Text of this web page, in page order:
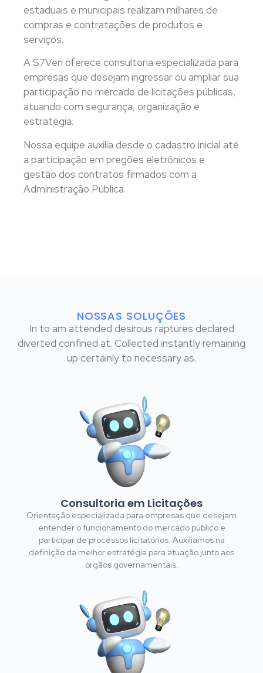
estaduais e municipais realizam milhares de
compras e contratações de produtos e
serviços.
A S7Ven oferece consultoria especializada para
empresas que desejam ingressar ou ampliar sua
participação no mercado de licitações públicas,
atuando com segurança, organização e
estratégia.
Nossa equipe auxilia desde o cadastro inicial até
a participação em pregões eletrônicos e
gestão dos contratos firmados com a
Administração Pública.
NOSSAS SOLUÇÕES
In to am attended desirous raptures declared
diverted confined at. Collected instantly remaining
up certainly to necessary as.
Consultoria em Licitações
Orientação especializada para empresas que desejam
entender o funcionamento do mercado público e
participar de processos licitatórios. Auxiliamos na
definição da melhor estratégia para atuação junto aos
órgãos governamentais.